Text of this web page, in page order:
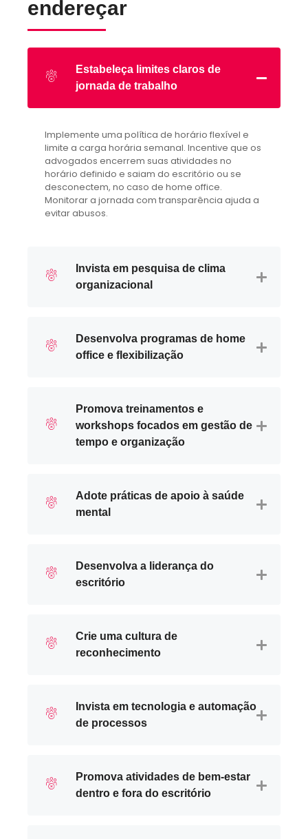
endereçar
Estabeleça limites claros de
jornada de trabalho
Implemente uma política de horário flexível e
limite a carga horária semanal. Incentive que os
advogados encerrem suas atividades no
horário definido e saiam do escritório ou se
desconectem, no caso de home office.
Monitorar a jornada com transparência ajuda a
evitar abusos.
Invista em pesquisa de clima
organizacional
Desenvolva programas de home
office e flexibilização
Promova treinamentos e
workshops focados em gestão de
tempo e organização
Adote práticas de apoio à saúde
mental
Desenvolva a liderança do
escritório
Crie uma cultura de
reconhecimento
Invista em tecnologia e automação
de processos
Promova atividades de bem-estar
dentro e fora do escritório